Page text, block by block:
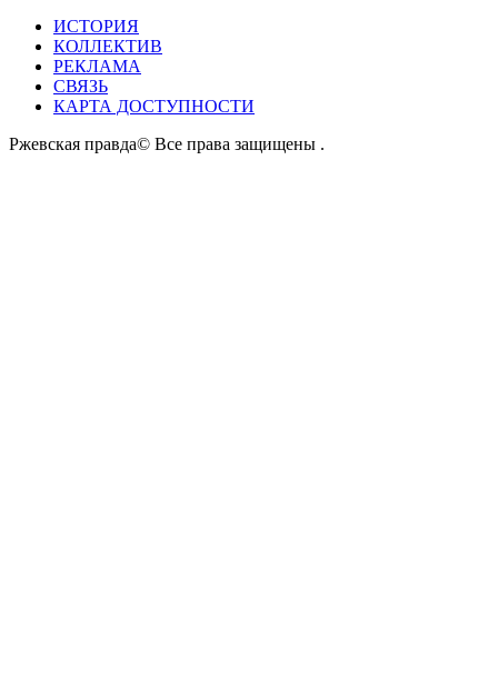
ИСТОРИЯ
КОЛЛЕКТИВ
РЕКЛАМА
СВЯЗЬ
КАРТА ДОСТУПНОСТИ
Ржевская правда© Все права защищены .